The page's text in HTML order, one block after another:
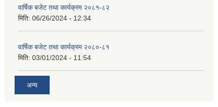
वार्षिक बजेट तथा कार्यक्रम २०८१-८२
मिति: 06/26/2024 - 12:34
वार्षिक बजेट तथा कार्यक्रम २०८०-८१
मिति: 03/01/2024 - 11:54
अन्य